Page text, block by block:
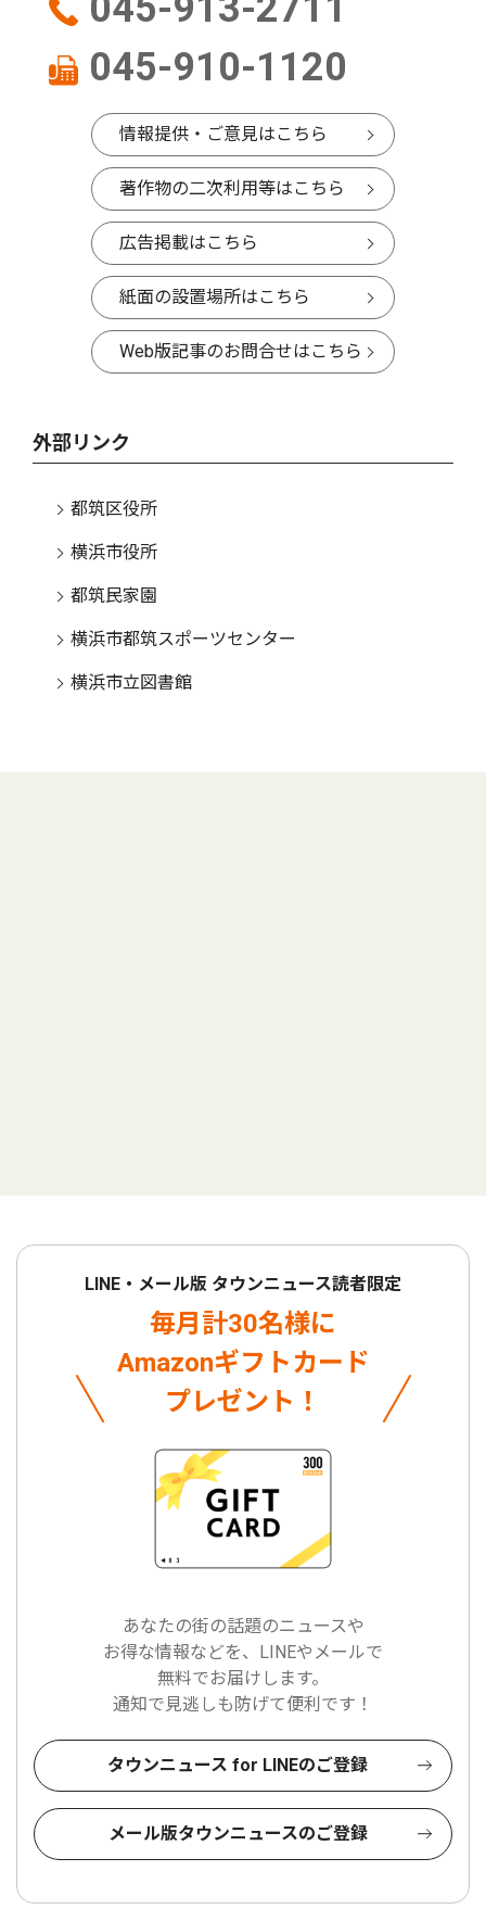
045-910-1120
情報提供・ご意見はこちら
著作物の二次利用等はこちら
広告掲載はこちら
紙面の設置場所はこちら
Web版記事のお問合せはこちら
外部リンク
都筑区役所
横浜市役所
都筑民家園
横浜市都筑スポーツセンター
横浜市立図書館
LINE・メール版 タウンニュース読者限定
毎月計30名様に
Amazonギフトカード
プレゼント！
あなたの街の話題のニュースや
お得な情報などを、LINEやメールで
無料でお届けします。
通知で見逃しも防げて便利です！
タウンニュース for LINEのご登録
メール版タウンニュースのご登録